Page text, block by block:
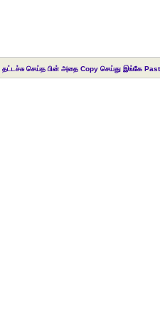
தட்டச்சு செய்த பின் அதை Copy செய்து இங்கே